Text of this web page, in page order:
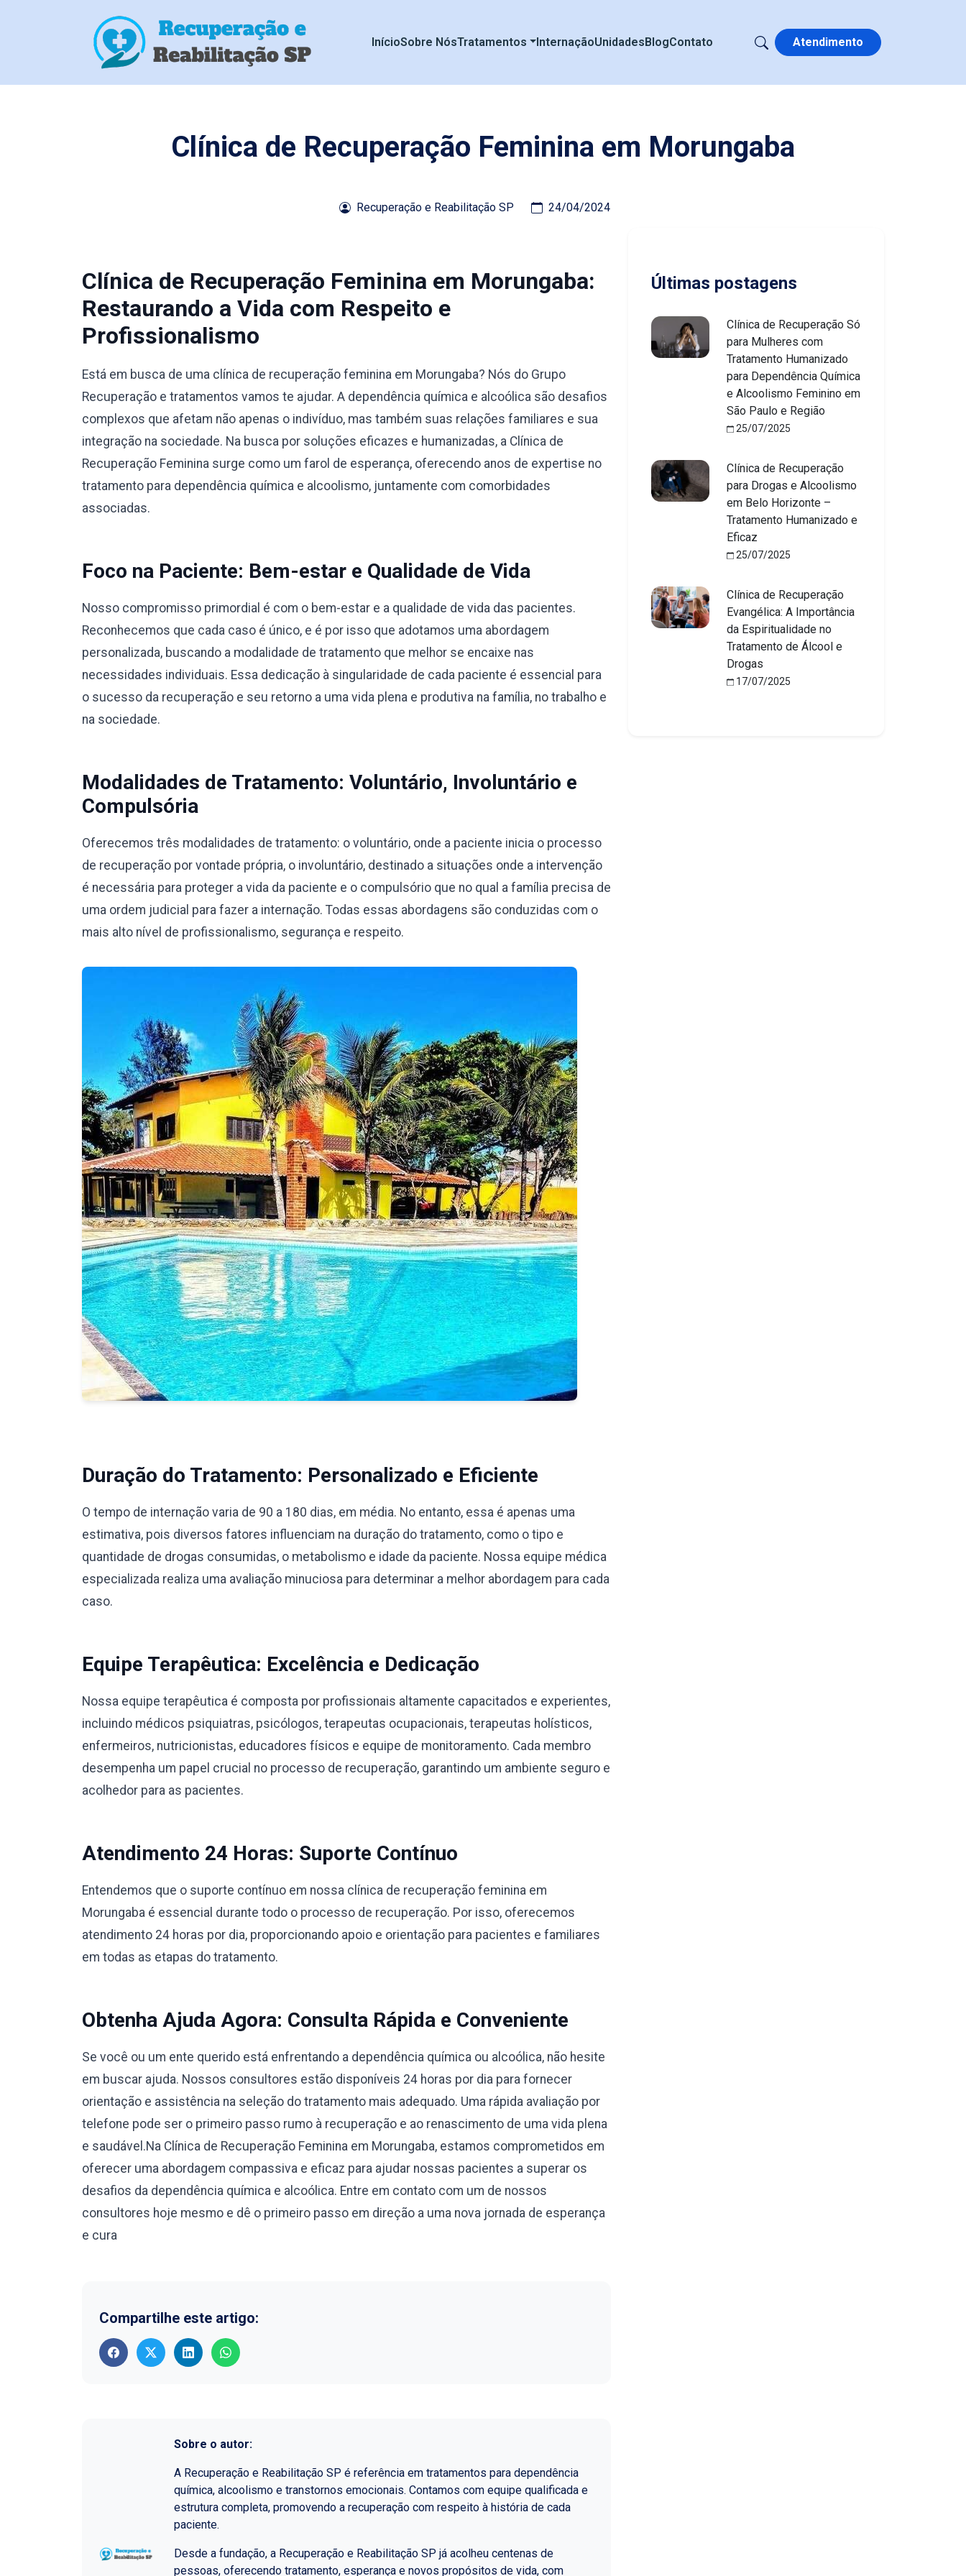
InícioSobre NósTratamentos InternaçãoUnidadesBlogContato Atendimento
Clínica de Recuperação Feminina em Morungaba
Recuperação e Reabilitação SP 24/04/2024
Clínica de Recuperação Feminina em Morungaba:
Restaurando a Vida com Respeito e
Profissionalismo
Está em busca de uma clínica de recuperação feminina em Morungaba? Nós do Grupo
Recuperação e tratamentos vamos te ajudar. A dependência química e alcoólica são desafios
complexos que afetam não apenas o indivíduo, mas também suas relações familiares e sua
integração na sociedade. Na busca por soluções eficazes e humanizadas, a Clínica de
Recuperação Feminina surge como um farol de esperança, oferecendo anos de expertise no
tratamento para dependência química e alcoolismo, juntamente com comorbidades
associadas.
Foco na Paciente: Bem-estar e Qualidade de Vida
Nosso compromisso primordial é com o bem-estar e a qualidade de vida das pacientes.
Reconhecemos que cada caso é único, e é por isso que adotamos uma abordagem
personalizada, buscando a modalidade de tratamento que melhor se encaixe nas
necessidades individuais. Essa dedicação à singularidade de cada paciente é essencial para
o sucesso da recuperação e seu retorno a uma vida plena e produtiva na família, no trabalho e
na sociedade.
Modalidades de Tratamento: Voluntário, Involuntário e
Compulsória
Oferecemos três modalidades de tratamento: o voluntário, onde a paciente inicia o processo
de recuperação por vontade própria, o involuntário, destinado a situações onde a intervenção
é necessária para proteger a vida da paciente e o compulsório que no qual a família precisa de
uma ordem judicial para fazer a internação. Todas essas abordagens são conduzidas com o
mais alto nível de profissionalismo, segurança e respeito.
Duração do Tratamento: Personalizado e Eficiente
O tempo de internação varia de 90 a 180 dias, em média. No entanto, essa é apenas uma
estimativa, pois diversos fatores influenciam na duração do tratamento, como o tipo e
quantidade de drogas consumidas, o metabolismo e idade da paciente. Nossa equipe médica
especializada realiza uma avaliação minuciosa para determinar a melhor abordagem para cada
caso.
Equipe Terapêutica: Excelência e Dedicação
Nossa equipe terapêutica é composta por profissionais altamente capacitados e experientes,
incluindo médicos psiquiatras, psicólogos, terapeutas ocupacionais, terapeutas holísticos,
enfermeiros, nutricionistas, educadores físicos e equipe de monitoramento. Cada membro
desempenha um papel crucial no processo de recuperação, garantindo um ambiente seguro e
acolhedor para as pacientes.
Atendimento 24 Horas: Suporte Contínuo
Entendemos que o suporte contínuo em nossa clínica de recuperação feminina em
Morungaba é essencial durante todo o processo de recuperação. Por isso, oferecemos
atendimento 24 horas por dia, proporcionando apoio e orientação para pacientes e familiares
em todas as etapas do tratamento.
Obtenha Ajuda Agora: Consulta Rápida e Conveniente
Se você ou um ente querido está enfrentando a dependência química ou alcoólica, não hesite
em buscar ajuda. Nossos consultores estão disponíveis 24 horas por dia para fornecer
orientação e assistência na seleção do tratamento mais adequado. Uma rápida avaliação por
telefone pode ser o primeiro passo rumo à recuperação e ao renascimento de uma vida plena
e saudável.Na Clínica de Recuperação Feminina em Morungaba, estamos comprometidos em
oferecer uma abordagem compassiva e eficaz para ajudar nossas pacientes a superar os
desafios da dependência química e alcoólica. Entre em contato com um de nossos
consultores hoje mesmo e dê o primeiro passo em direção a uma nova jornada de esperança
e cura
Compartilhe este artigo:
Sobre o autor:
A Recuperação e Reabilitação SP é referência em tratamentos para dependência
química, alcoolismo e transtornos emocionais. Contamos com equipe qualificada e
estrutura completa, promovendo a recuperação com respeito à história de cada
paciente.
Desde a fundação, a Recuperação e Reabilitação SP já acolheu centenas de
pessoas, oferecendo tratamento, esperança e novos propósitos de vida, com
Últimas postagens
Clínica de Recuperação Só
para Mulheres com
Tratamento Humanizado
para Dependência Química
e Alcoolismo Feminino em
São Paulo e Região
25/07/2025
Clínica de Recuperação
para Drogas e Alcoolismo
em Belo Horizonte –
Tratamento Humanizado e
Eficaz
25/07/2025
Clínica de Recuperação
Evangélica: A Importância
da Espiritualidade no
Tratamento de Álcool e
Drogas
17/07/2025